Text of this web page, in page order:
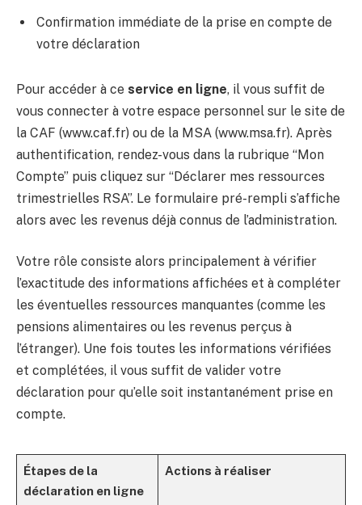
Confirmation immédiate de la prise en compte de
votre déclaration
Pour accéder à ce service en ligne, il vous suffit de
vous connecter à votre espace personnel sur le site de
la CAF (www.caf.fr) ou de la MSA (www.msa.fr). Après
authentification, rendez-vous dans la rubrique “Mon
Compte” puis cliquez sur “Déclarer mes ressources
trimestrielles RSA”. Le formulaire pré-rempli s’affiche
alors avec les revenus déjà connus de l’administration.
Votre rôle consiste alors principalement à vérifier
l’exactitude des informations affichées et à compléter
les éventuelles ressources manquantes (comme les
pensions alimentaires ou les revenus perçus à
l’étranger). Une fois toutes les informations vérifiées
et complétées, il vous suffit de valider votre
déclaration pour qu’elle soit instantanément prise en
compte.
Étapes de la
déclaration en ligne
Actions à réaliser